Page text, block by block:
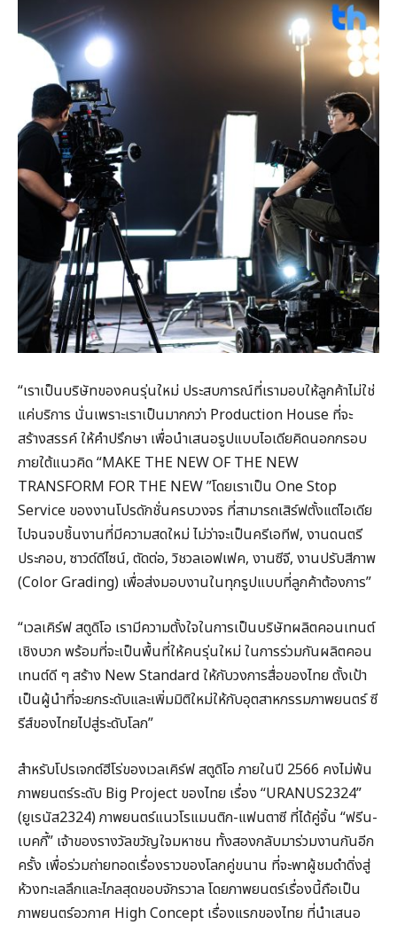
“เราเป็นบริษัทของคนรุ่นใหม่ ประสบการณ์ที่เรามอบให้ลูกค้าไม่ใช่
แค่บริการ นั่นเพราะเราเป็นมากกว่า Production House ที่จะ
สร้างสรรค์ ให้คำปรึกษา เพื่อนำเสนอรูปแบบไอเดียคิดนอกกรอบ
ภายใต้แนวคิด “MAKE THE NEW OF THE NEW
TRANSFORM FOR THE NEW ”โดยเราเป็น One Stop
Service ของงานโปรดักชั่นครบวงจร ที่สามารถเสิร์ฟตั้งแต่ไอเดีย
ไปจนจบชิ้นงานที่มีความสดใหม่ ไม่ว่าจะเป็นครีเอทีฟ, งานดนตรี
ประกอบ, ซาวด์ดีไซน์, ตัดต่อ, วิชวลเอฟเฟค, งานซีจี, งานปรับสีภาพ
(Color Grading) เพื่อส่งมอบงานในทุกรูปแบบที่ลูกค้าต้องการ”
“เวลเคิร์ฟ สตูดิโอ เรามีความตั้งใจในการเป็นบริษัทผลิตคอนเทนต์
เชิงบวก พร้อมที่จะเป็นพื้นที่ให้คนรุ่นใหม่ ในการร่วมกันผลิตคอน
เทนต์ดี ๆ สร้าง New Standard ให้กับวงการสื่อของไทย ตั้งเป้า
เป็นผู้นำที่จะยกระดับและเพิ่มมิติใหม่ให้กับอุตสาหกรรมภาพยนตร์ ซี
รีส์ของไทยไปสู่ระดับโลก”
สำหรับโปรเจกต์ฮีโร่ของเวลเคิร์ฟ สตูดิโอ ภายในปี 2566 คงไม่พ้น
ภาพยนตร์ระดับ Big Project ของไทย เรื่อง “URANUS2324”
(ยูเรนัส2324) ภาพยนตร์แนวโรแมนติก-แฟนตาซี ที่ได้คู่จิ้น “ฟรีน-
เบคกี้” เจ้าของรางวัลขวัญใจมหาชน ทั้งสองกลับมาร่วมงานกันอีก
ครั้ง เพื่อร่วมถ่ายทอดเรื่องราวของโลกคู่ขนาน ที่จะพาผู้ชมดำดิ่งสู่
ห้วงทะเลลึกและไกลสุดขอบจักรวาล โดยภาพยนตร์เรื่องนี้ถือเป็น
ภาพยนตร์อวกาศ High Concept เรื่องแรกของไทย ที่นำเสนอ